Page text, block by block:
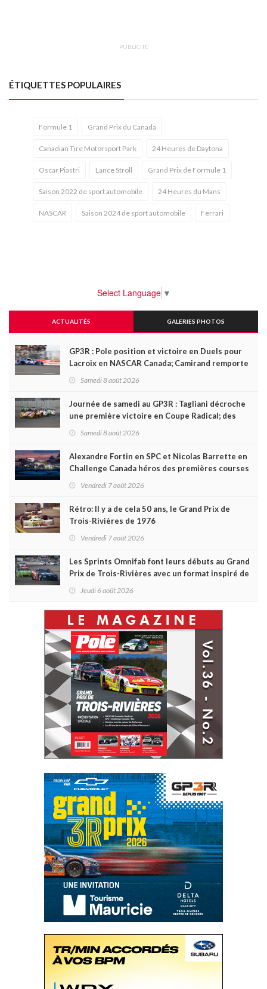
PUBLICITÉ
ÉTIQUETTES POPULAIRES
Formule 1 Grand Prix du Canada
Canadian Tire Motorsport Park 24 Heures de Daytona
Oscar Piastri Lance Stroll Grand Prix de Formule 1
Saison 2022 de sport automobile 24 Heures du Mans
NASCAR Saison 2024 de sport automobile Ferrari
Select Language ▼
ACTUALITÉS GALERIES PHOTOS
GP3R : Pole position et victoire en Duels pour
Lacroix en NASCAR Canada; Camirand remporte
Samedi 8 août 2026
Journée de samedi au GP3R : Tagliani décroche
une première victoire en Coupe Radical; des
Samedi 8 août 2026
Alexandre Fortin en SPC et Nicolas Barrette en
Challenge Canada héros des premières courses
Vendredi 7 août 2026
Rétro: Il y a de cela 50 ans, le Grand Prix de
Trois-Rivières de 1976
Vendredi 7 août 2026
Les Sprints Omnifab font leurs débuts au Grand
Prix de Trois-Rivières avec un format inspiré de
Jeudi 6 août 2026